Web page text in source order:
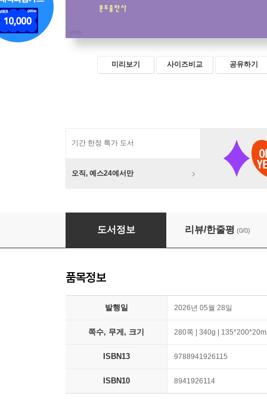
미리보기 사이즈비교 공유하기
기간 한정 특가 도서
오직, 예스24에서만
사막에서 발견한 영성의 보화 3
도서정보 리뷰/한줄평 (0/0)
품목정보
발행일 2026년 05월 28일
쪽수, 무게, 크기 280쪽 | 340g |
ISBN13 9788941926115
ISBN10 8941926114